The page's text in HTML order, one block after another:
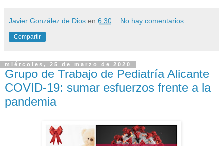
Javier González de Dios en 6:30 No hay comentarios:
Compartir
miércoles, 25 de marzo de 2020
Grupo de Trabajo de Pediatría Alicante
COVID-19: sumar esfuerzos frente a la
pandemia